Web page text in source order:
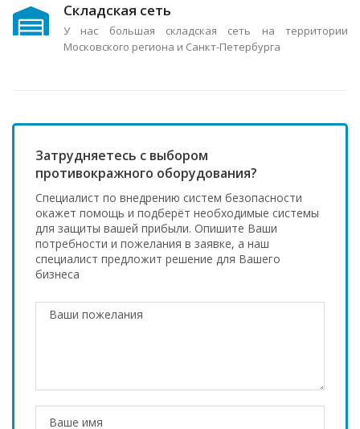
Складская сеть
У нас большая складская сеть на территории
Московского региона и Санкт-Петербурга
Затрудняетесь с выбором
противокражного оборудования?
Специалист по внедрению систем безопасности
окажет помощь и подберёт необходимые системы
для защиты вашей прибыли. Опишите Ваши
потребности и пожелания в заявке, а наш
специалист предложит решение для Вашего
бизнеса